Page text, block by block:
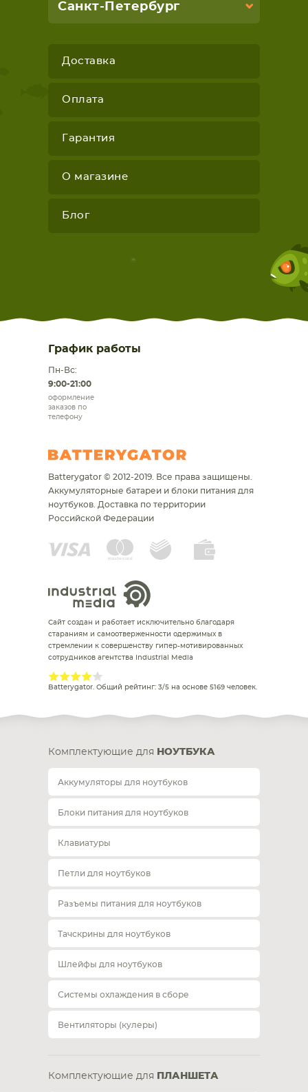
Санкт-Петербург
Доставка
Оплата
Гарантия
О магазине
Блог
График работы
Пн-Вс:
9:00-21:00
оформление
заказов по
телефону
Batterygator © 2012-2019. Все права защищены.
Аккумуляторные батареи и блоки питания для
ноутбуков. Доставка по территории
Российской Федерации
Сайт создан и работает исключительно благодаря
стараниям и самоотверженности одержимых в
стремлении к совершенству гипер-мотивированных
сотрудников агентства Industrial Media
Batterygator. Общий рейтинг: 3/5 на основе 5169 человек.
Комплектующие для НОУТБУКА
Аккумуляторы для ноутбуков
Блоки питания для ноутбуков
Клавиатуры
Петли для ноутбуков
Разъемы питания для ноутбуков
Тачскрины для ноутбуков
Шлейфы для ноутбуков
Системы охлаждения в сборе
Вентиляторы (кулеры)
Комплектующие для ПЛАНШЕТА